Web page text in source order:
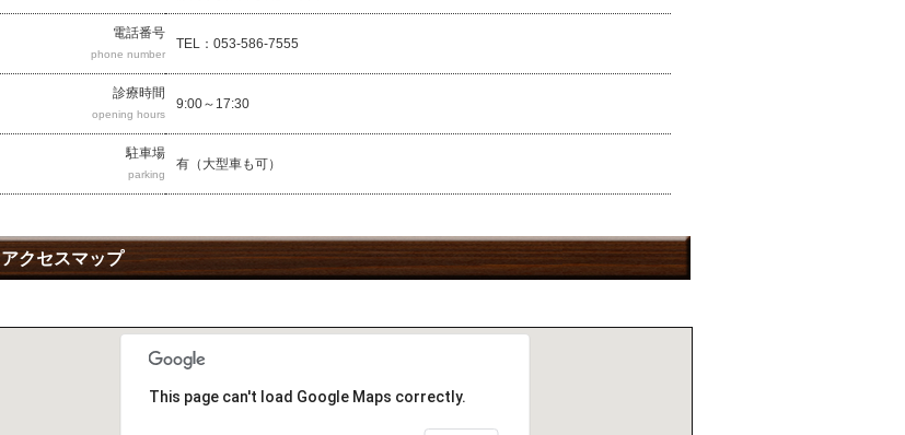
電話番号
phone number
TEL：053-586-7555
診療時間
opening hours
9:00～17:30
駐車場
parking
有（大型車も可）
アクセスマップ
This page can't load Google Maps correctly.